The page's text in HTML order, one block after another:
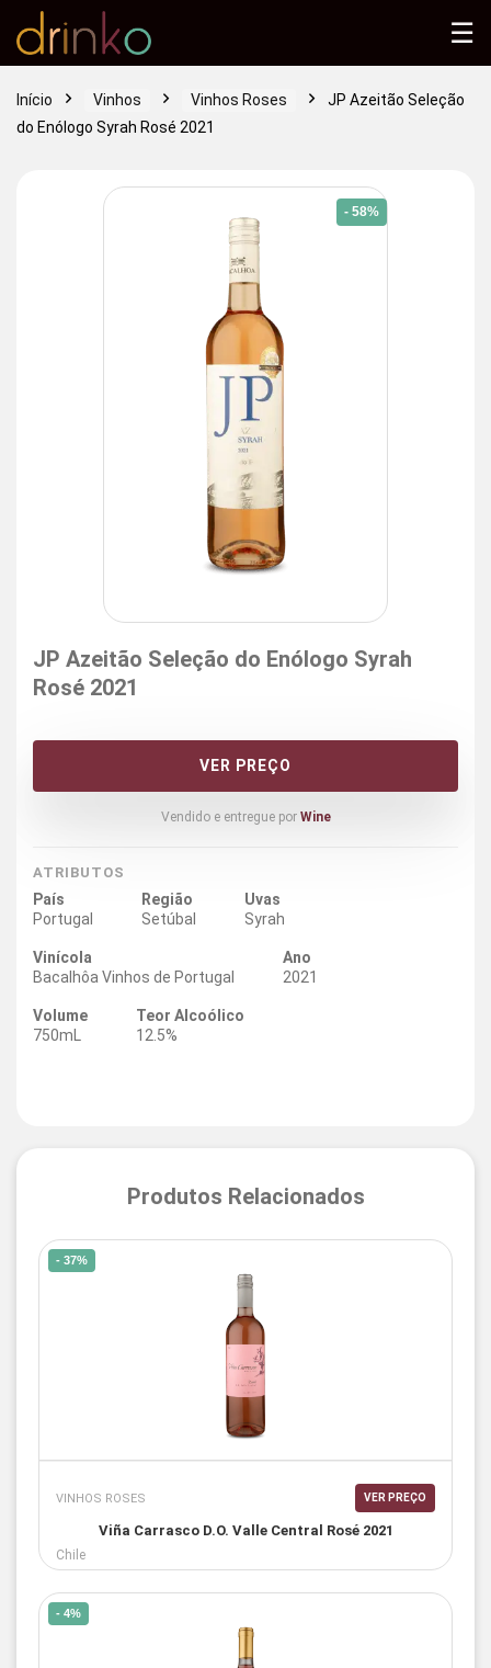
Início Vinhos Vinhos Roses
JP Azeitão Seleção
do Enólogo Syrah Rosé 2021
- 58%
JP Azeitão Seleção do Enólogo Syrah
Rosé 2021
VER PREÇO
Vendido e entregue por Wine
ATRIBUTOS
País
Portugal
Região
Setúbal
Uvas
Syrah
Vinícola
Bacalhôa Vinhos de Portugal
Ano
2021
Volume
750mL
Teor Alcoólico
12.5%
Produtos Relacionados
- 37%
VINHOS ROSES VER PREÇO
Viña Carrasco D.O. Valle Central Rosé 2021
Chile
- 4%
☰